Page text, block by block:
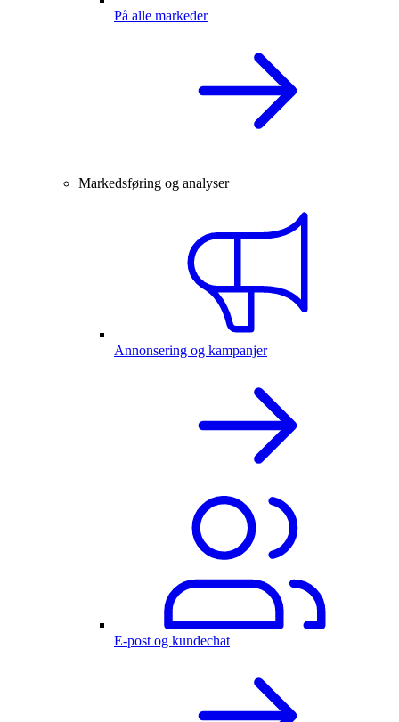
På alle markeder
Markedsføring og analyser
Annonsering og kampanjer
E-post og kundechat